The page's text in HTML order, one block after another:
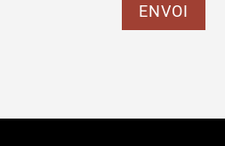
ENVOI